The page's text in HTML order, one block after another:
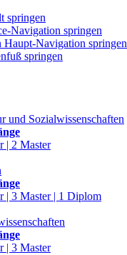
springen
Navigation springen
Haupt-Navigation springen
springen
und Sozialwissenschaften
| 2 Master
| 3 Master | 1 Diplom
| 3 Master